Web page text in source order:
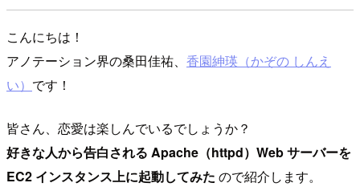
こんにちは！
アノテーション界の桑田佳祐、 香園紳瑛（かぞの しんえ
い） です！
皆さん、恋愛は楽しんでいるでしょうか？
好きな人から告白される Apache（httpd）Web サーバーを
EC2 インスタンス上に起動してみた ので紹介します。